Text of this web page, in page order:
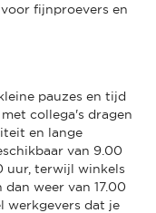
fijnproevers en
pauzes en tijd
collega's dragen
en lange
van 9.00
uur, terwijl winkels
weer van 17.00
werkgevers dat je